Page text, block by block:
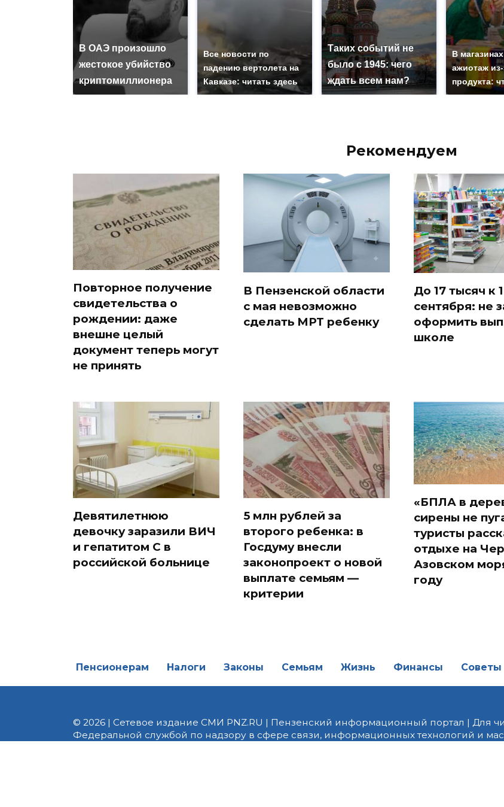
В ОАЭ произошло
жестокое убийство
криптомиллионера
Все новости по
падению вертолета на
Кавказе: читать здесь
Таких событий не
было с 1945: чего
ждать всем нам?
В магазинах
ажиотаж из-
продукта:
Рекомендуем
Повторное получение
свидетельства о
рождении: даже
внешне целый
документ теперь могут
не принять
В Пензенской области
с мая невозможно
сделать МРТ ребенку
До 17 тысяч к 1
сентября: не
оформить
школе
Девятилетнюю
девочку заразили ВИЧ
и гепатитом С в
российской больнице
5 млн рублей за
второго ребенка: в
Госдуму внесли
законопроект о новой
выплате семьям —
критерии
«БПЛА в
сирены не
туристы
отдыхе на
Азовском
году
Пенсионерам Налоги Законы Семьям Жизнь Финансы Советы
© 2026 | Сетевое издание СМИ PNZ.RU | Пензенский информационный портал | Для
Федеральной службой по надзору в сфере связи, информационных технологий и